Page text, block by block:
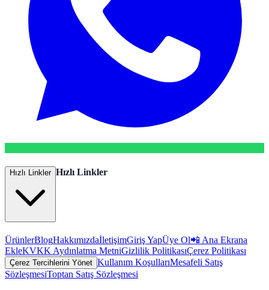
Hızlı Linkler Hızlı Linkler
ÜrünlerBlogHakkımızdaİletişimGiriş YapÜye Ol📲 Ana Ekrana
EkleKVKK Aydınlatma MetniGizlilik PolitikasıÇerez Politikası
Çerez Tercihlerini Yönet Kullanım KoşullarıMesafeli Satış
SözleşmesiToptan Satış Sözleşmesi